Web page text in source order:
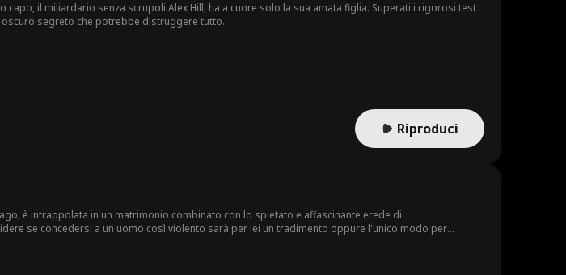
il miliardario senza scrupoli Alex Hill, ha a cuore solo la sua amata figlia. Superati i rigorosi test
segreto che potrebbe distruggere tutto.
Riproduci
è intrappolata in un matrimonio combinato con lo spietato e affascinante erede di
se concedersi a un uomo così violento sarà per lei un tradimento oppure l'unico modo per